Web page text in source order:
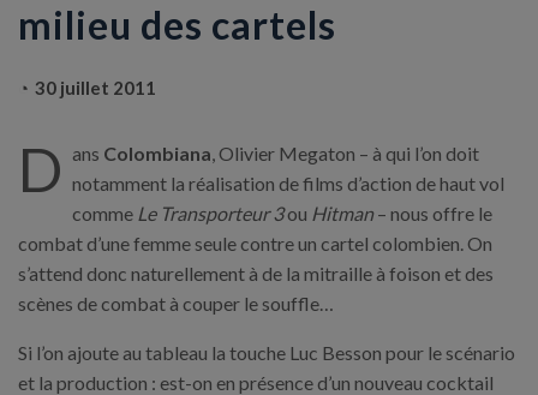
milieu des cartels
30 juillet 2011
D ans Colombiana, Olivier Megaton – à qui l’on doit
notamment la réalisation de films d’action de haut vol
comme Le Transporteur 3ou Hitman – nous offre le
combat d’une femme seule contre un cartel colombien. On
s’attend donc naturellement à de la mitraille à foison et des
scènes de combat à couper le souffle…
Si l’on ajoute au tableau la touche Luc Besson pour le scénario
et la production : est-on en présence d’un nouveau cocktail